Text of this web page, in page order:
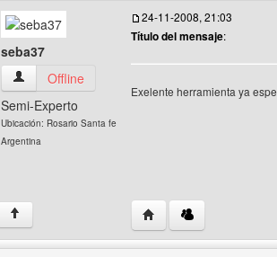
seba37
seba37 Ver perfil del usuario
Offline
Semi-Experto
Ubicación: Rosario Santa fe
Argentina
24-11-2008, 21:03
Título del mensaje:
Exelente herramienta ya
↑ Visitar sitio web del